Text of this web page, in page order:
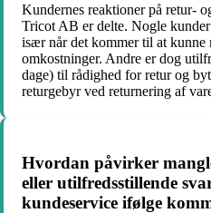
Kundernes reaktioner på retur-
Tricot AB er delte. Nogle
især når det kommer til at kunne
omkostninger. Andre er dog
dage) til rådighed for retur og
returgebyr ved returnering af
Hvordan påvirker
eller utilfredsstillende
kundeservice ifølge